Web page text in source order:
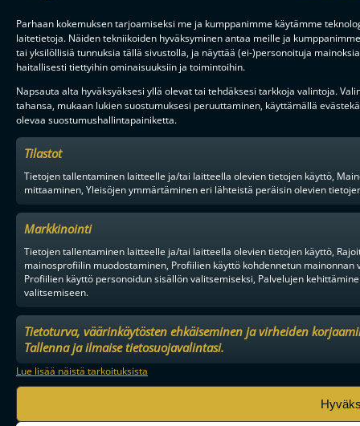
Parhaan kokemuksen tarjoamiseksi me ja kumppanimme käytämme
laitetietoja. Näiden tekniikoiden hyväksyminen antaa meille ja
tai yksilöllisiä tunnuksia tällä sivustolla, ja näyttää (ei-)personoituja
haitallisesti tiettyihin ominaisuuksiin ja toimintoihin.
Napsauta alta hyväksyäksesi yllä olevat tai tehdäksesi tarkkoja valintoja.
tahansa, mukaan lukien suostumuksesi peruuttaminen, käyttämällä
olevaa suostumushallintapainiketta.
Tilastot
Tietojen tallentaminen laitteelle ja/tai laitteella olevien tietojen käyttö,
mittaaminen, Yleisöjen ymmärtäminen eri lähteistä peräisin olevien
Markkinointi
Tietojen tallentaminen laitteelle ja/tai laitteella olevien tietojen käyttö,
mainosprofiilin muodostaminen, Profiilien käyttö kohdennetun
Profiilien käyttö personoidun sisällön valitsemiseksi, Palvelujen
valitsemiseen.
Tietoturva, väärinkäytösten ehkäiseminen ja virheiden
Tallenna ja ilmaise tietosuojavalintasi.
Lue lisää näistä tarkoituksista